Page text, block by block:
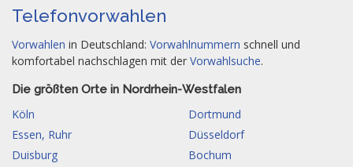
Telefonvorwahlen
Vorwahlen in Deutschland: Vorwahlnummern schnell und
komfortabel nachschlagen mit der Vorwahlsuche.
Die größten Orte in Nordrhein-Westfalen
Köln
Dortmund
Essen, Ruhr
Düsseldorf
Duisburg
Bochum